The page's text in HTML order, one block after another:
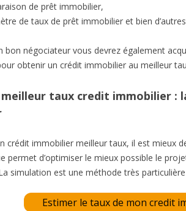
de prêt immobilier,
de taux de prêt immobilier et bien
bon négociateur vous devrez également
obtenir un crédit immobilier au meilleur
taux credit immobilier :
crédit immobilier meilleur taux, il est mieux
permet d’optimiser le mieux possible le
simulation est une méthode très
Estimer le taux de mon credit